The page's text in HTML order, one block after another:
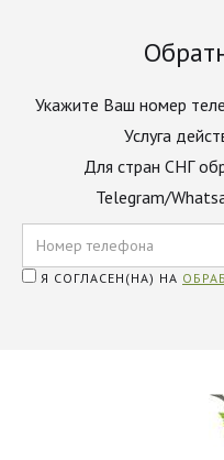
Укажите Ваш номер
Услуга
Для стран СНГ
Telegram/
Я СОГЛАСЕН(НА) НА